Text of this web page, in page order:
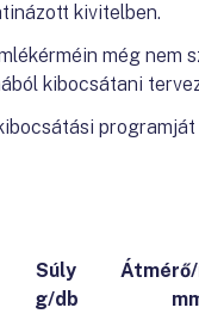
kivitelben.
még nem
kibocsátani
Súly
g/db